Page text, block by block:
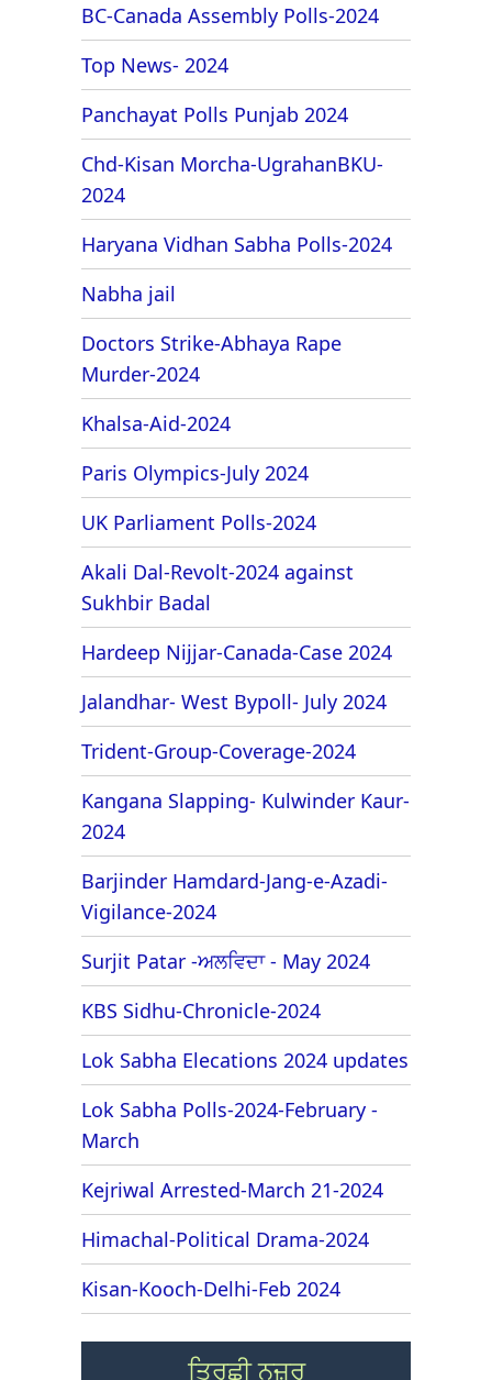
BC-Canada Assembly Polls-2024
Top News- 2024
Panchayat Polls Punjab 2024
Chd-Kisan Morcha-UgrahanBKU-
2024
Haryana Vidhan Sabha Polls-2024
Nabha jail
Doctors Strike-Abhaya Rape
Murder-2024
Khalsa-Aid-2024
Paris Olympics-July 2024
UK Parliament Polls-2024
Akali Dal-Revolt-2024 against
Sukhbir Badal
Hardeep Nijjar-Canada-Case 2024
Jalandhar- West Bypoll- July 2024
Trident-Group-Coverage-2024
Kangana Slapping- Kulwinder Kaur-
2024
Barjinder Hamdard-Jang-e-Azadi-
Vigilance-2024
Surjit Patar -ਅਲਵਿਦਾ - May 2024
KBS Sidhu-Chronicle-2024
Lok Sabha Elecations 2024 updates
Lok Sabha Polls-2024-February -
March
Kejriwal Arrested-March 21-2024
Himachal-Political Drama-2024
Kisan-Kooch-Delhi-Feb 2024
ਤਿਰਛੀ ਨਜ਼ਰ